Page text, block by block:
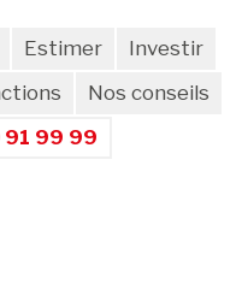
Estimer
Investir
Nos conseils
91 99 99